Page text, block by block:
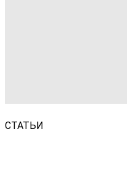
СТАТЬИ